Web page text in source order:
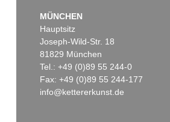
MÜNCHEN
Hauptsitz
Joseph-Wild-Str. 18
81829 München
Tel.: +49 (0)89 55 244-0
Fax: +49 (0)89 55 244-177
info@kettererkunst.de